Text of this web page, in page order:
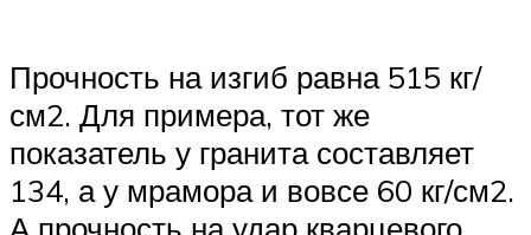
Прочность на изгиб равна 515 кг/
см2. Для примера, тот же
показатель у гранита составляет
134, а у мрамора и вовсе 60 кг/см2.